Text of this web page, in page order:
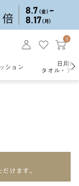
0
ション
日用雑
タオル・ア
けます。